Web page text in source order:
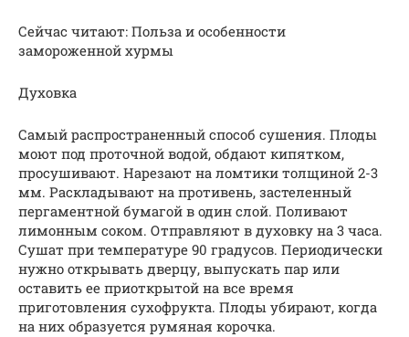
Сейчас читают: Польза и особенности
замороженной хурмы
Духовка
Самый распространенный способ сушения. Плоды
моют под проточной водой, обдают кипятком,
просушивают. Нарезают на ломтики толщиной 2-3
мм. Раскладывают на противень, застеленный
пергаментной бумагой в один слой. Поливают
лимонным соком. Отправляют в духовку на 3 часа.
Сушат при температуре 90 градусов. Периодически
нужно открывать дверцу, выпускать пар или
оставить ее приоткрытой на все время
приготовления сухофрукта. Плоды убирают, когда
на них образуется румяная корочка.